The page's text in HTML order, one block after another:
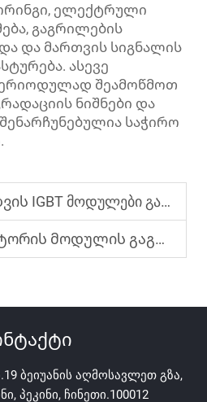
ელექტრული
გაგრილების
და მართვის სიგნალის
ასევე
შეამოწმოთ
ნიშნები და
საჭირო
ძალოვანი სისტემებიდან დაწყებული რელსური სისტემებამდე
ამონახსნები: სითბოს მართვის საუკეთესო პრაქტიკა
ბეიუანის აღმოსავლეთ გზა,
პეკინი, ჩინეთი.100012